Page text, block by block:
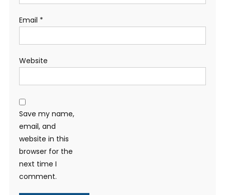
Email *
Website
Save my name,
email, and
website in this
browser for the
next time I
comment.